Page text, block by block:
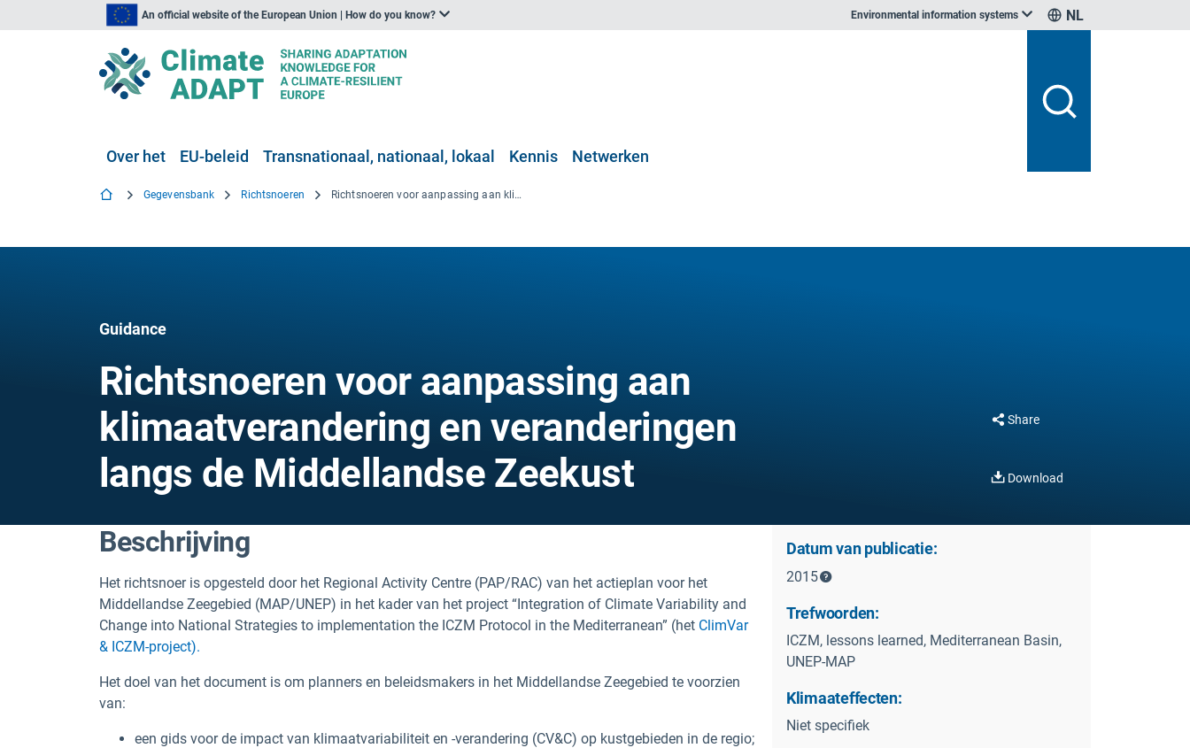
An official website of the European Union | How do you know? Environmental information systems NL
Over het EU-beleid Transnationaal, nationaal, lokaal Kennis Netwerken
Gegevensbank Richtsnoeren Richtsnoeren voor aanpassing aan klimaatverandering en veranderingen langs de Middellandse Zeekust
Guidance
Richtsnoeren voor aanpassing aan
klimaatverandering en veranderingen
langs de Middellandse Zeekust
Share
Download
Beschrijving
Het richtsnoer is opgesteld door het Regional Activity Centre (PAP/RAC) van het actieplan voor het
Middellandse Zeegebied (MAP/UNEP) in het kader van het project “Integration of Climate Variability and
Change into National Strategies to implementation the ICZM Protocol in the Mediterranean” (het ClimVar
& ICZM-project).
Het doel van het document is om planners en beleidsmakers in het Middellandse Zeegebied te voorzien
van:
een gids voor de impact van klimaatvariabiliteit en -verandering (CV&C) op kustgebieden in de regio;
Datum van publicatie:
2015
Trefwoorden:
ICZM, lessons learned, Mediterranean Basin,
UNEP-MAP
Klimaateffecten:
Niet specifiek